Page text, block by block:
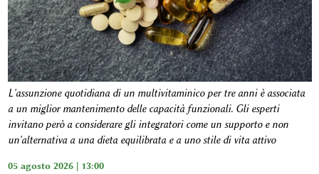
L'assunzione quotidiana di un multivitaminico per tre anni è associata
a un miglior mantenimento delle capacità funzionali. Gli esperti
invitano però a considerare gli integratori come un supporto e non
un'alternativa a una dieta equilibrata e a uno stile di vita attivo
05 agosto 2026 | 13:00